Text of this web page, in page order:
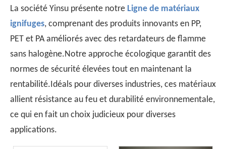
La norme UL510 est le choix préféré pour les tests
La société Yinsu présente notre Ligne de matériaux
ignifuges, comprenant des produits innovants en PP,
PET et PA améliorés avec des retardateurs de flamme
sans halogène.Notre approche écologique garantit des
normes de sécurité élevées tout en maintenant la
rentabilité.Idéals pour diverses industries, ces matériaux
allient résistance au feu et durabilité environnementale,
ce qui en fait un choix judicieux pour diverses
applications.